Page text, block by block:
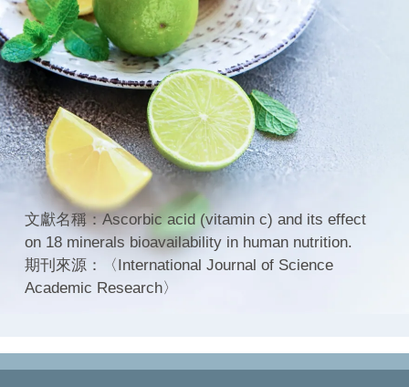
文獻名稱：Ascorbic acid (vitamin c) and its effect
on 18 minerals bioavailability in human nutrition.
期刊來源：〈International Journal of Science
Academic Research〉